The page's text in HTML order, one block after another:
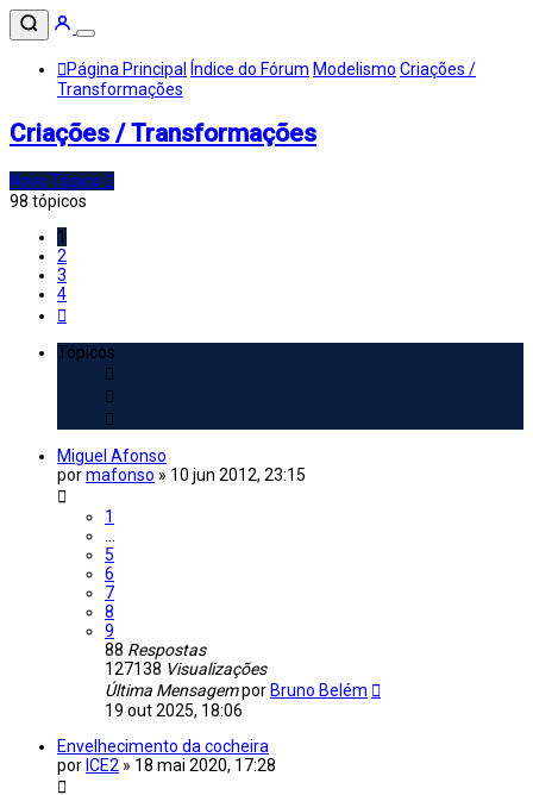
Página Principal Índice do Fórum Modelismo Criações /
Transformações
Criações / Transformações
Novo Tópico
98 tópicos
1
2
3
4
Tópicos
Miguel Afonso
pormafonso » 10 jun 2012, 23:15
1
5
6
7
8
9
88 Respostas
127138 Visualizações
Última Mensagempor Bruno Belém
19 out 2025, 18:06
Envelhecimento da cocheira
por ICE2 » 18 mai 2020, 17:28